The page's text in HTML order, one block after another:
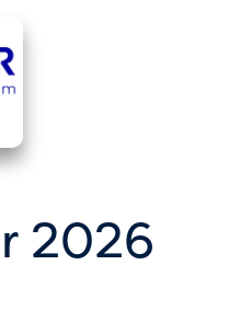
2026